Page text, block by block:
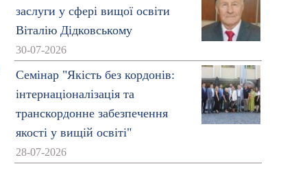
заслуги у сфері вищої освіти
Віталію Дідковському
30-07-2026
Семінар "Якість без кордонів:
інтернаціоналізація та
транскордонне забезпечення
якості у вищій освіті"
28-07-2026